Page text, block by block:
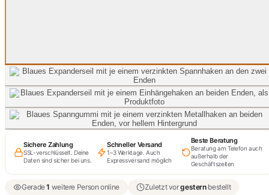
Sichere Zahlung
SSL-verschlüsselt. Deine
Daten sind sicher bei uns.
Schneller Versand
1–3 Werktage. Auch
Expressversand möglich
Beste Beratung
Beratung am Telefon auch
außerhalb der
Geschäftszeiten
Gerade1 weitere Person online Zuletzt vorgesternbestellt